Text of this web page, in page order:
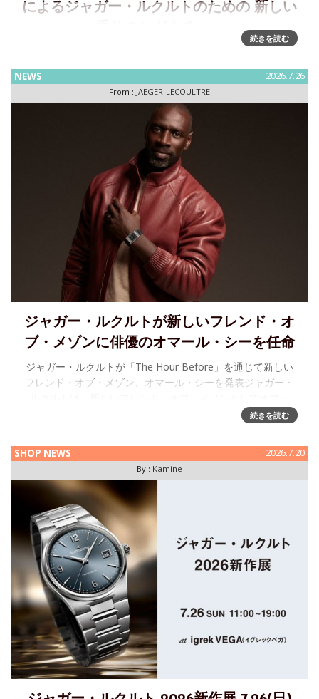
によるジャガー・ルクルトのための 新しい
ー・ルクルトのための 新しい香りのシグネチャー～ ジャガ
ー・ルクルトが迎える「メイド・オブ・メーカーズ™」プロ
グラムの新たな章ニコラ・ボンヌヴィルとの「メイド・オ
ブ・メ
続きを読む
NEWS 2026.7.26
From : JAEGER-LECOULTRE
ジャガー・ルクルトが新しいフレンド・オ
ブ・メゾンに俳優のオマール・シーを任命
ジャガー・ルクルトが「The Hour Before」を通じて新しい
フレンド・オブ・メゾン、オマール・シーを発表ジャガー・
ル・シーを任命しました。スクリーン上での圧倒的な存在
続きを読む
SHOP NEWS 2026.7.20
By : Kamine